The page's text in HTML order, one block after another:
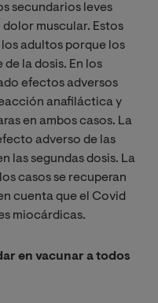
secundarios leves
muscular. Estos
adultos porque los
la dosis. En los
efectos adversos
anafiláctica y
en ambos casos. La
adverso de las
las segundas dosis. La
casos se recuperan
cuenta que el Covid
miocárdicas.
en vacunar a todos